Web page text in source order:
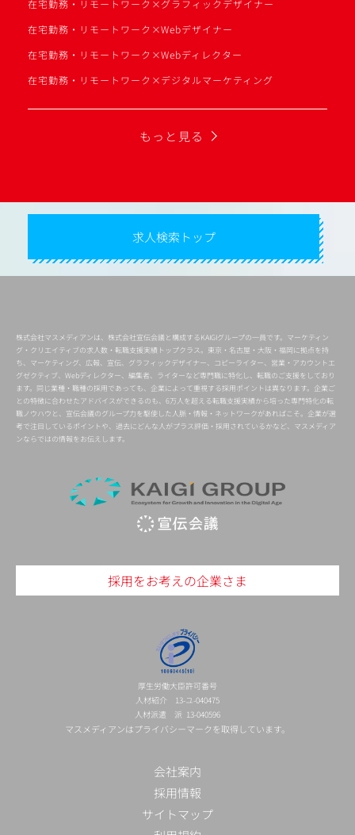
在宅勤務・リモートワーク×グラフィックデザイナー
在宅勤務・リモートワーク×Webデザイナー
在宅勤務・リモートワーク×Webディレクター
在宅勤務・リモートワーク×デジタルマーケティング
もっと見る
求人検索トップ
株式会社マスメディアンは、株式会社宣伝会議と構成するKAIGIグループの一員です。マーケティン
グ・クリエイティブの求人数・転職支援実績トップクラス。東京・名古屋・大阪・福岡に拠点を持
ち、マーケティング、広報、宣伝、グラフィックデザイナー、コピーライター、営業・アカウントエ
グゼクティブ、Webディレクター、編集者、ライターなど専門職に特化し、転職のご支援をしており
ます。同じ業種・職種の採用であっても、企業によって重視する採用ポイントは異なります。企業ご
との特徴に合わせたアドバイスができるのも、6万人を超える転職支援実績から培った専門特化の転
職ノウハウと、宣伝会議のグループ力を駆使した人脈・情報・ネットワークがあればこそ。企業が選
考で注目しているポイントや、過去にどんな人がプラス評価・採用されているかなど、マスメディア
ンならではの情報をお伝えします。
採用をお考えの企業さま
厚生労働大臣許可番号
人材紹介 13-ユ-040475
人材派遣 派 13-040596
マスメディアンはプライバシーマークを取得しています。
会社案内
採用情報
サイトマップ